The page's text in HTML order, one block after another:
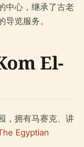
中心，继承了古老
览服务。
El-
，拥有马赛克、讲
Egyptian